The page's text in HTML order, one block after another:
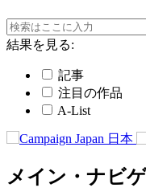
結果を見る:
記事
注目の作品
A-List
メイン・ナビ